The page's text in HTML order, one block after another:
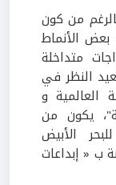
من كون
الأنماط
متداخلة
النظر في
العالمية و
يكون من
الأبيض
ب « إبداعات